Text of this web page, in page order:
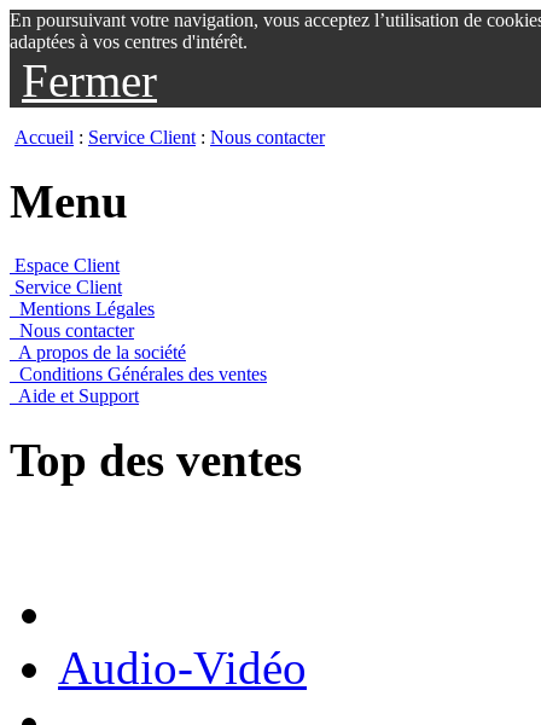
En poursuivant votre navigation, vous acceptez l’utilisation de
adaptées à vos centres d'intérêt.
Fermer
Accueil : Service Client : Nous contacter
Menu
Espace Client
Service Client
Mentions Légales
Nous contacter
A propos de la société
Conditions Générales des ventes
Aide et Support
Top des ventes
Audio-Vidéo